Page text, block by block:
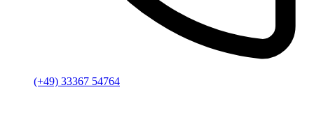
(+49) 33367 54764